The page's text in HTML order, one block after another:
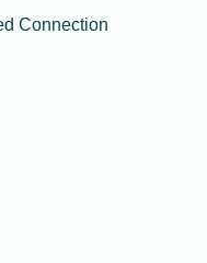
Connection